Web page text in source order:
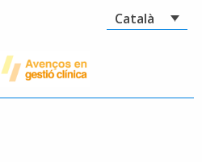
Català